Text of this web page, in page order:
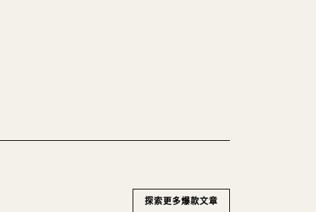
探索更多爆款文章